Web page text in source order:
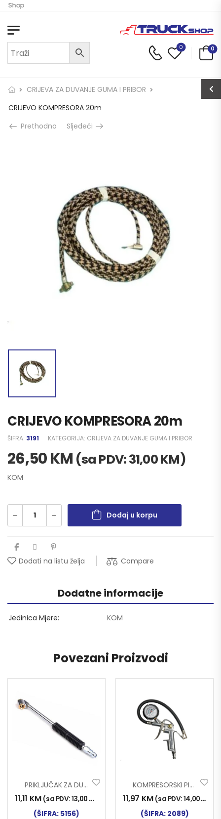
Shop
0 0
CRIJEVA ZA DUVANJE GUMA I PRIBOR
CRIJEVO KOMPRESORA 20m
Prethodno
Sljedeći
CRIJEVO KOMPRESORA 20m
ŠIFRA: 3191 KATEGORIJA: CRIJEVA ZA DUVANJE GUMA I PRIBOR
26,50KM (sa PDV:31,00KM)
KOM
Dodaj u korpu
Dodati na listu želja Compare
Dodatne informacije
Jedinica Mjere KOM
Povezani Proizvodi
PRIKLJUČAK ZA DUVANJE GUMA AUTOMATIK
11,11 KM (sa PDV:13,00 KM
(ŠIFRA: 5156)
KOMPRESORSKI PIŠTOLJ SA MAN.
11,97 KM (sa PDV:14,00KM
(ŠIFRA: 2089)